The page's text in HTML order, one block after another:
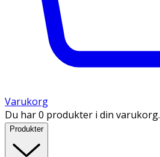
Varukorg
Du har 0 produkter i din varukorg.
Produkter